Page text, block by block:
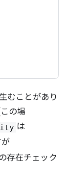
むことがあり
の場
は
存在チェック